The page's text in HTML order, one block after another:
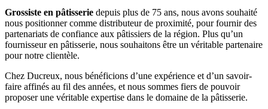
Grossiste en pâtisserie depuis plus de 75 ans, nous avons souhaité
nous positionner comme distributeur de proximité, pour fournir des
partenariats de confiance aux pâtissiers de la région. Plus qu’un
fournisseur en pâtisserie, nous souhaitons être un véritable partenaire
pour notre clientèle.
Chez Ducreux, nous bénéficions d’une expérience et d’un savoir-
faire affinés au fil des années, et nous sommes fiers de pouvoir
proposer une véritable expertise dans le domaine de la pâtisserie.